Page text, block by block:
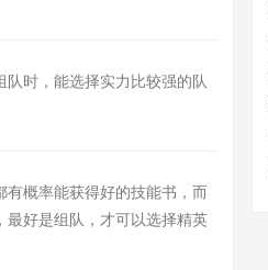
时，能选择实力比较强的队
概率能获得好的技能书，而
最好是组队，才可以选择精英